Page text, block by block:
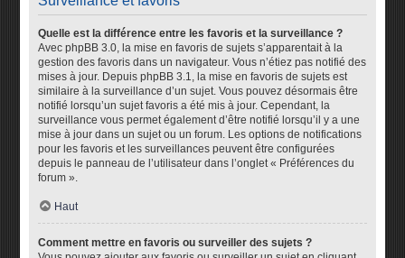
Quelle est la différence entre les favoris et la surveillance ?
Avec phpBB 3.0, la mise en favoris de sujets s’apparentait à la
gestion des favoris dans un navigateur. Vous n’étiez pas notifié des
mises à jour. Depuis phpBB 3.1, la mise en favoris de sujets est
similaire à la surveillance d’un sujet. Vous pouvez désormais être
notifié lorsqu’un sujet favoris a été mis à jour. Cependant, la
surveillance vous permet également d’être notifié lorsqu’il y a une
mise à jour dans un sujet ou un forum. Les options de notifications
pour les favoris et les surveillances peuvent être configurées
depuis le panneau de l’utilisateur dans l’onglet « Préférences du
forum ».
Haut
Comment mettre en favoris ou surveiller des sujets ?